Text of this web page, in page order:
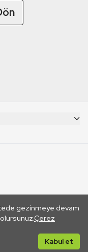
gezinmeye devam
Çerez
Kabul et
yoluyla gidilen dış